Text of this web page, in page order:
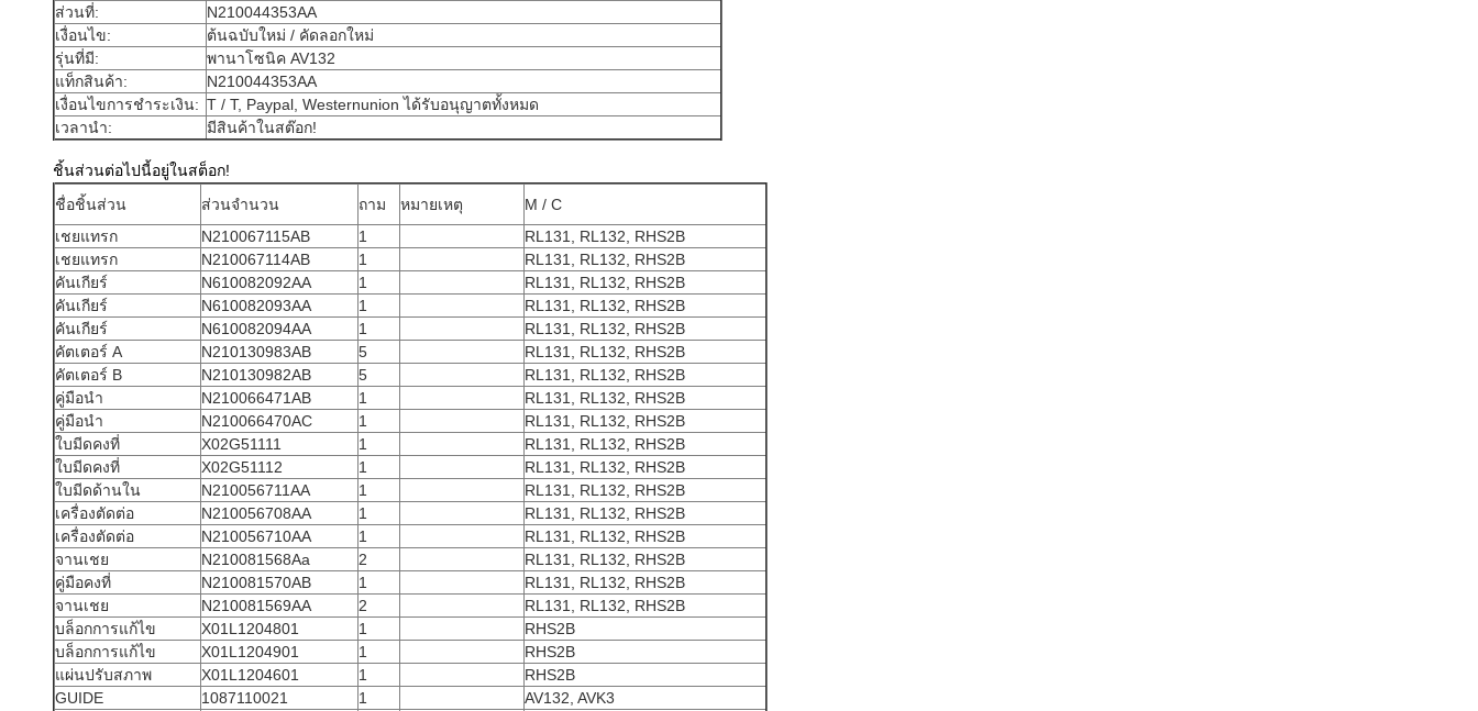
ส่วนที่:
N210044353AA
เงื่อนไข:
ต้นฉบับใหม่ / คัดลอกใหม่
รุ่นที่มี:
พานาโซนิค AV132
แท็กสินค้า:
N210044353AA
เงื่อนไขการชำระเงิน: T / T, Paypal, Westernunion ได้รับอนุญาตทั้งหมด
เวลานำ:
มีสินค้าในสต๊อก!
ชิ้นส่วนต่อไปนี้อยู่ในสต็อก!
ชื่อชิ้นส่วน
ส่วนจำนวน ถาม หมายเหตุ
M / C
เชยแทรก
N210067115AB 1
RL131, RL132, RHS2B
เชยแทรก
N210067114AB 1
RL131, RL132, RHS2B
คันเกียร์
N610082092AA 1
RL131, RL132, RHS2B
คันเกียร์
N610082093AA 1
RL131, RL132, RHS2B
คันเกียร์
N610082094AA 1
RL131, RL132, RHS2B
คัตเตอร์ A
N210130983AB 5
RL131, RL132, RHS2B
คัตเตอร์ B
N210130982AB 5
RL131, RL132, RHS2B
คู่มือนำ
N210066471AB 1
RL131, RL132, RHS2B
คู่มือนำ
N210066470AC 1
RL131, RL132, RHS2B
ใบมีดคงที่
X02G51111 1
RL131, RL132, RHS2B
ใบมีดคงที่
X02G51112 1
RL131, RL132, RHS2B
ใบมีดด้านใน
N210056711AA 1
RL131, RL132, RHS2B
เครื่องตัดต่อ
N210056708AA 1
RL131, RL132, RHS2B
เครื่องตัดต่อ
N210056710AA 1
RL131, RL132, RHS2B
จานเชย
N210081568Aa 2
RL131, RL132, RHS2B
คู่มือคงที่
N210081570AB 1
RL131, RL132, RHS2B
จานเชย
N210081569AA 2
RL131, RL132, RHS2B
บล็อกการแก้ไข
X01L1204801 1
RHS2B
บล็อกการแก้ไข
X01L1204901 1
RHS2B
แผ่นปรับสภาพ
X01L1204601 1
RHS2B
GUIDE
1087110021 1
AV132, AVK3